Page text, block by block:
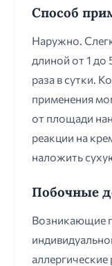
Способ
Наружно.
длиной от 1 до
раза в сутки.
применения
от площади
реакции на
наложить
Побочные
Возникающие